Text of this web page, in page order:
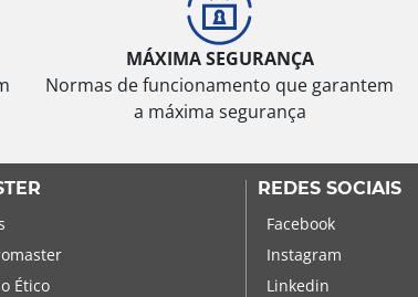
MÁXIMA SEGURANÇA
Normas de funcionamento que garantem
a máxima segurança
Ético
REDES SOCIAIS
Facebook
Instagram
Linkedin